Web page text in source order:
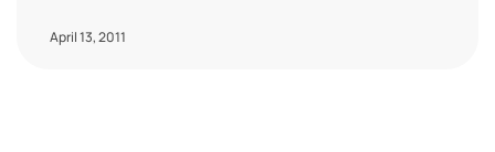
April 13, 2011